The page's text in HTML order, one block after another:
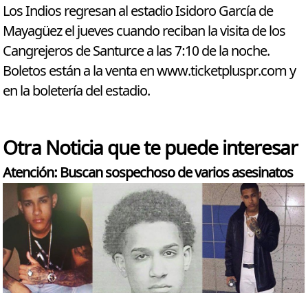
Los Indios regresan al estadio Isidoro García de
Mayagüez el jueves cuando reciban la visita de los
Cangrejeros de Santurce a las 7:10 de la noche.
Boletos están a la venta en www.ticketpluspr.com y
en la boletería del estadio.
Otra Noticia que te puede interesar
Atención: Buscan sospechoso de varios asesinatos